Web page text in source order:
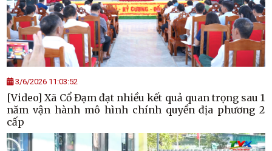
3/6/2026 11:03:52
[Video] Xã Cổ Đạm đạt nhiều kết quả quan trọng sau 1
năm vận hành mô hình chính quyền địa phương 2
cấp